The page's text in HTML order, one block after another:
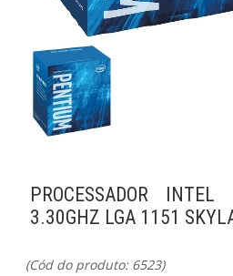
PROCESSADOR
3.30GHZ LGA 1151
(Cód do produto: 6523)